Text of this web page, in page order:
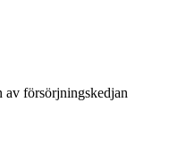
av försörjningskedjan